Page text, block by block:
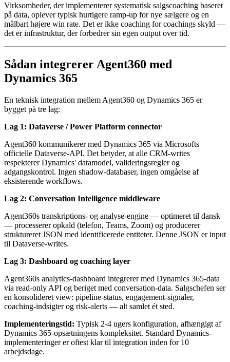
Virksomheder, der implementerer systematisk salgscoaching baseret
på data, oplever typisk hurtigere ramp-up for nye sælgere og en
målbart højere win rate. Det er ikke coaching for coachings skyld —
det er infrastruktur, der forbedrer sin egen output over tid.
Sådan integrerer Agent360 med
Dynamics 365
En teknisk integration mellem Agent360 og Dynamics 365 er
bygget på tre lag:
Lag 1: Dataverse / Power Platform connector
Agent360 kommunikerer med Dynamics 365 via Microsofts
officielle Dataverse-API. Det betyder, at alle CRM-writes
respekterer Dynamics' datamodel, valideringsregler og
adgangskontrol. Ingen shadow-databaser, ingen omgåelse af
eksisterende workflows.
Lag 2: Conversation Intelligence middleware
Agent360s transkriptions- og analyse-engine — optimeret til dansk
— processerer opkald (telefon, Teams, Zoom) og producerer
struktureret JSON med identificerede entiteter. Denne JSON er input
til Dataverse-writes.
Lag 3: Dashboard og coaching layer
Agent360s analytics-dashboard integrerer med Dynamics 365-data
via read-only API og beriget med conversation-data. Salgschefen ser
en konsolideret view: pipeline-status, engagement-signaler,
coaching-indsigter og risk-alerts — alt samlet ét sted.
Implementeringstid: Typisk 2-4 ugers konfiguration, afhængigt af
Dynamics 365-opsætningens kompleksitet. Standard Dynamics-
implementeringer er oftest klar til integration inden for 10
arbejdsdage.